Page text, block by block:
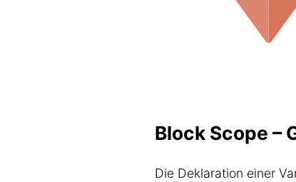
Block Scope –
Die Deklaration einer